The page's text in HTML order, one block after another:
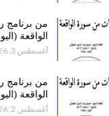
من برنامج
الواقعة
أغسطس 3, 2026
من برنامج
الواقعة
أغسطس 2, 2026